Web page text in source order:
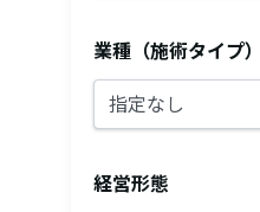
業種（施術タイプ）
経営形態